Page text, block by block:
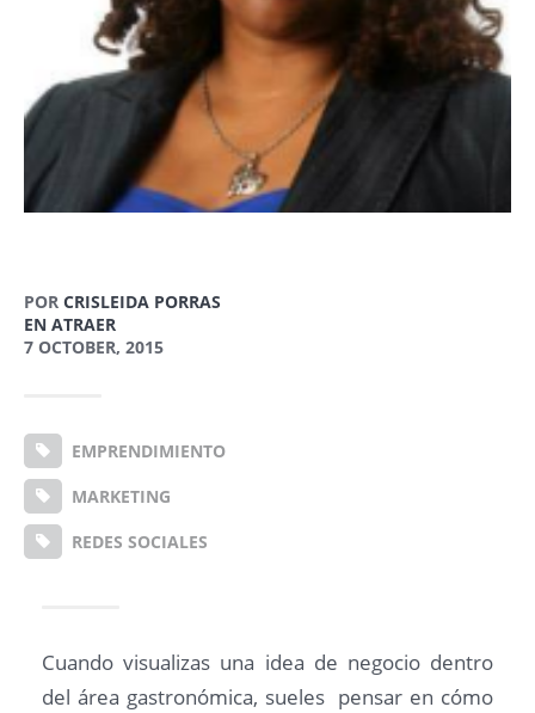
POR CRISLEIDA PORRAS
EN ATRAER
7 OCTOBER, 2015
EMPRENDIMIENTO
MARKETING
REDES SOCIALES
Cuando visualizas una idea de negocio dentro
del área gastronómica, sueles pensar en cómo